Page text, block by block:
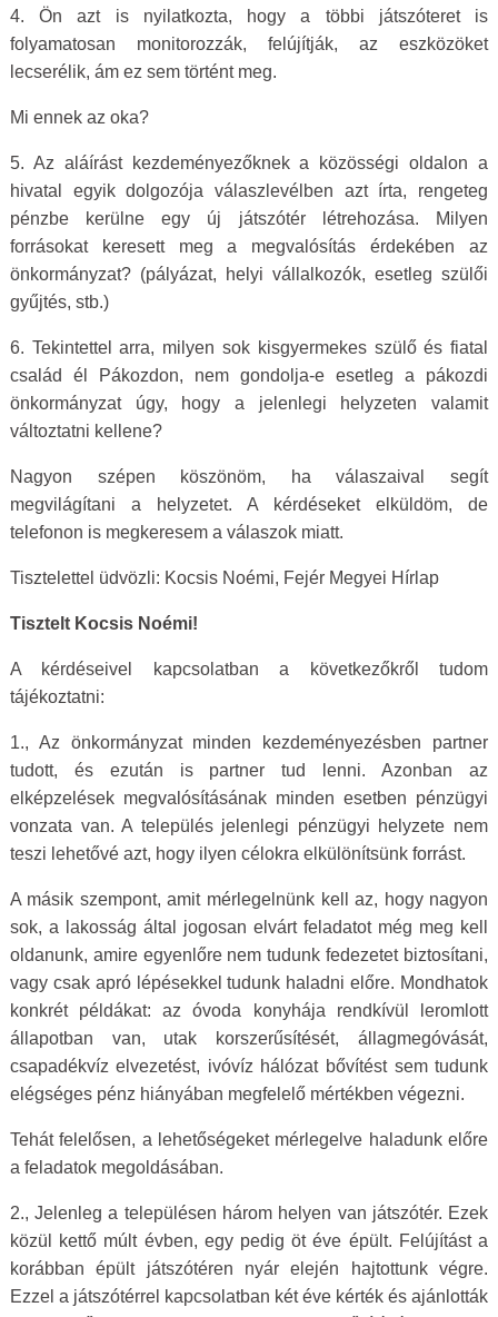
4. Ön azt is nyilatkozta, hogy a többi játszóteret is
folyamatosan monitorozzák, felújítják, az eszközöket
lecserélik, ám ez sem történt meg.
Mi ennek az oka?
5. Az aláírást kezdeményezőknek a közösségi oldalon a
hivatal egyik dolgozója válaszlevélben azt írta, rengeteg
pénzbe kerülne egy új játszótér létrehozása. Milyen
forrásokat keresett meg a megvalósítás érdekében az
önkormányzat? (pályázat, helyi vállalkozók, esetleg szülői
gyűjtés, stb.)
6. Tekintettel arra, milyen sok kisgyermekes szülő és fiatal
család él Pákozdon, nem gondolja-e esetleg a pákozdi
önkormányzat úgy, hogy a jelenlegi helyzeten valamit
változtatni kellene?
Nagyon szépen köszönöm, ha válaszaival segít
megvilágítani a helyzetet. A kérdéseket elküldöm, de
telefonon is megkeresem a válaszok miatt.
Tisztelettel üdvözli: Kocsis Noémi, Fejér Megyei Hírlap
Tisztelt Kocsis Noémi!
A kérdéseivel kapcsolatban a következőkről tudom
tájékoztatni:
1., Az önkormányzat minden kezdeményezésben partner
tudott, és ezután is partner tud lenni. Azonban az
elképzelések megvalósításának minden esetben pénzügyi
vonzata van. A település jelenlegi pénzügyi helyzete nem
teszi lehetővé azt, hogy ilyen célokra elkülönítsünk forrást.
A másik szempont, amit mérlegelnünk kell az, hogy nagyon
sok, a lakosság által jogosan elvárt feladatot még meg kell
oldanunk, amire egyenlőre nem tudunk fedezetet biztosítani,
vagy csak apró lépésekkel tudunk haladni előre. Mondhatok
konkrét példákat: az óvoda konyhája rendkívül leromlott
állapotban van, utak korszerűsítését, állagmegóvását,
csapadékvíz elvezetést, ivóvíz hálózat bővítést sem tudunk
elégséges pénz hiányában megfelelő mértékben végezni.
Tehát felelősen, a lehetőségeket mérlegelve haladunk előre
a feladatok megoldásában.
2., Jelenleg a településen három helyen van játszótér. Ezek
közül kettő múlt évben, egy pedig öt éve épült. Felújítást a
korábban épült játszótéren nyár elején hajtottunk végre.
Ezzel a játszótérrel kapcsolatban két éve kérték és ajánlották